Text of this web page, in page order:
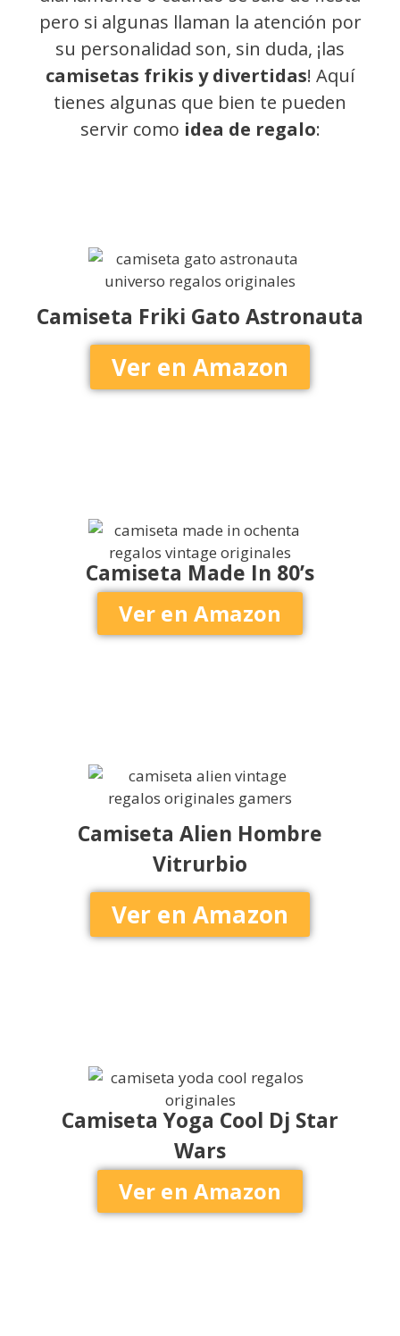
pero si algunas llaman la atención por
su personalidad son, sin duda, ¡las
camisetas frikis y divertidas! Aquí
tienes algunas que bien te pueden
servir como idea de regalo:
Camiseta Friki Gato Astronauta
Ver en Amazon
Camiseta Made In 80’s
Ver en Amazon
Camiseta Alien Hombre
Vitrurbio
Ver en Amazon
Camiseta Yoga Cool Dj Star
Wars
Ver en Amazon